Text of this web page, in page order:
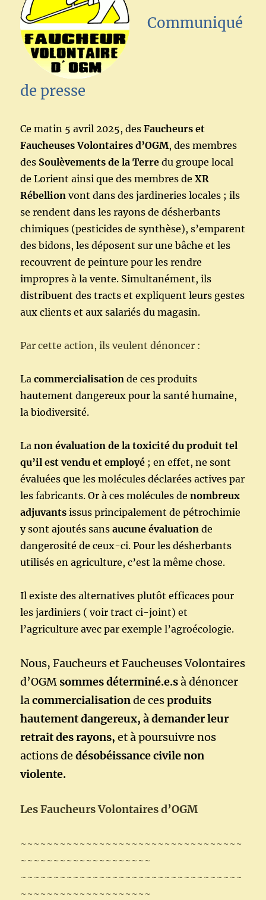
premier
ministre
Communiqué
de presse
Ce matin 5 avril 2025, desFaucheurs et
Faucheuses Volontaires d’OGM, des membres
des Soulèvements de la Terre du groupe local
de Lorient ainsi que des membres deXR
Rébellionvont dans des jardineries locales ; ils
se rendent dans les rayons de désherbants
chimiques (pesticides de synthèse), s’emparent
des bidons, les déposent sur une bâche et les
recouvrent de peinture pour les rendre
impropres à la vente. Simultanément, ils
distribuent des tracts et expliquent leurs gestes
aux clients et aux salariés du magasin.
Par cette action, ils veulent dénoncer :
Lacommercialisation de ces produits
hautement dangereux pour la santé humaine,
la biodiversité.
Lanon évaluation de la toxicité du produit tel
qu’il est vendu et employé ; en effet, ne sont
évaluées que les molécules déclarées actives par
les fabricants. Or à ces molécules denombreux
adjuvants issus principalement de pétrochimie
y sont ajoutés sansaucune évaluation de
dangerosité de ceux-ci. Pour les désherbants
utilisés en agriculture, c’est la même chose.
Il existe des alternatives plutôt efficaces pour
les jardiniers ( voir tract ci-joint) et
l’agriculture avec par exemple l’agroécologie.
Nous, Faucheurs et Faucheuses Volontaires
d’OGMsommes déterminé.e.sà dénoncer
lacommercialisationde cesproduits
hautement dangereux, à demander leur
retrait des rayons, et à poursuivre nos
actions dedésobéissance civile non
violente.
Les Faucheurs Volontaires d’OGM
~~~~~~~~~~~~~~~~~~~~~~~~~~~~~~~~~~
~~~~~~~~~~~~~~~~~~~~
~~~~~~~~~~~~~~~~~~~~~~~~~~~~~~~~~~
~~~~~~~~~~~~~~~~~~~~